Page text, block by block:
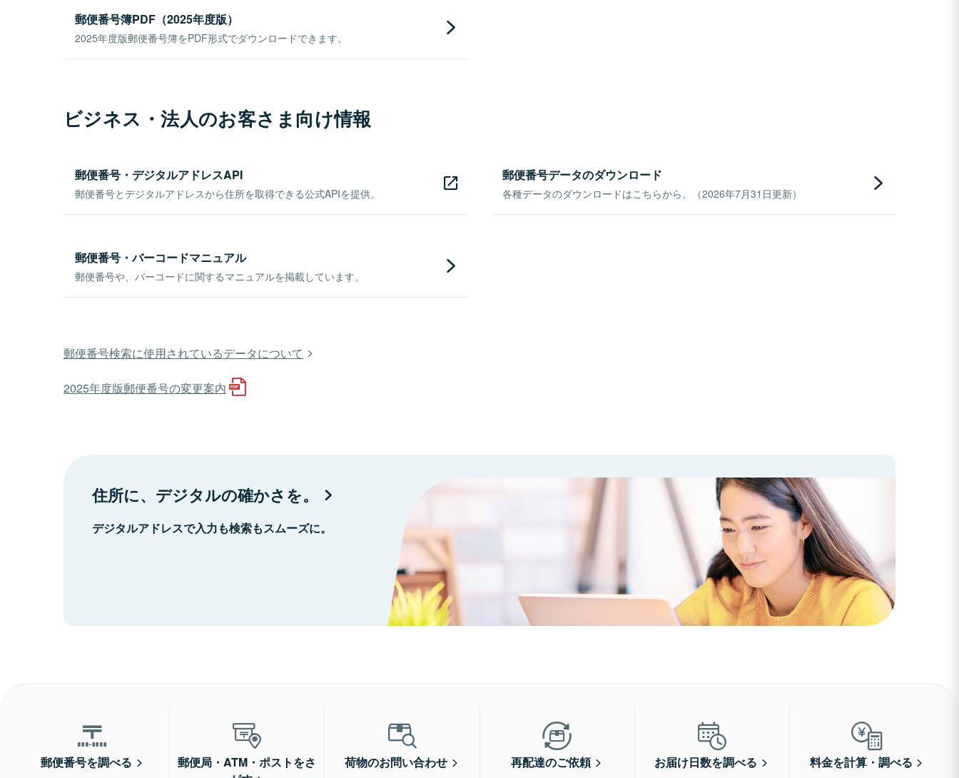
郵便番号簿PDF（2025年度版）
2025年度版郵便番号簿をPDF形式でダウンロードできます。
ビジネス・法人のお客さま向け情報
郵便番号・デジタルアドレスAPI
郵便番号とデジタルアドレスから住所を取得できる公式APIを提供。
郵便番号データのダウンロード
各種データのダウンロードはこちらから。（2026年7月31日更新）
郵便番号・バーコードマニュアル
郵便番号や、バーコードに関するマニュアルを掲載しています。
郵便番号検索に使用されているデータについて
2025年度版郵便番号の変更案内
住所に、デジタルの確かさを。
デジタルアドレスで入力も検索もスムーズに。
郵便番号を調べる
郵便局・ATM・ポストをさ
荷物のお問い合わせ 再配達のご依頼 お届け日数を調べる 料金を計算・調べる